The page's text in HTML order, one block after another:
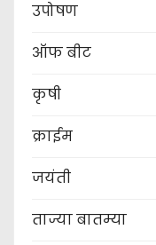
उपोषण
ऑफ बीट
कृषी
क्राईम
जयंती
ताज्या बातम्या